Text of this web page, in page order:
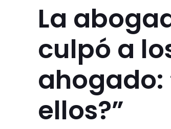
La
culpó a
ahogado:
ellos?”